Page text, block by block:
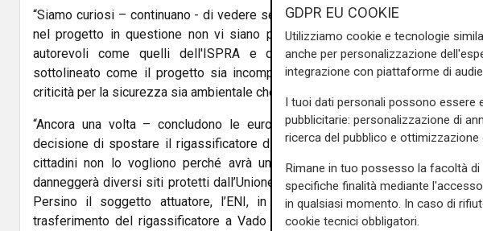
“Siamo curiosi – continuano - di vedere se qualcuno avrà il coraggio di
nel progetto in questione non vi siano pericoli, a maggior ragione dopo
autorevoli come quelli dell'ISPRA e dell'Istituto Superiore della Sanità
sottolineato come il progetto sia incompatibile con il territorio e presenti
criticità per la sicurezza sia ambientale che sanitaria”.
“Ancora una volta – concludono le europarlamentari del M5S - ribadiamo
decisione di spostare il rigassificatore di Piombino a Vado Ligure è
cittadini non lo vogliono perché avrà un innegabile impatto sul turismo e
danneggerà diversi siti protetti dall’Unione europea per salvaguardare la
Persino il soggetto attuatore, l’ENI, in audizione ad Arera ha
trasferimento del rigassificatore a Vado è antieconomico. Lo Stato italiano,
GDPR EU COOKIE
Utilizziamo cookie e tecnologie
anche per personalizzazione
integrazione con piattaforme di
I tuoi dati personali possono essere
pubblicitarie: personalizzazione di
ricerca del pubblico e ottimizzazione
Rimane in tuo possesso la facoltà
specifiche finalità mediante
in qualsiasi momento. In caso di
cookie tecnici obbligatori.